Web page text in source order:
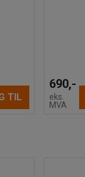
TIL
690,-
eks.
MVA